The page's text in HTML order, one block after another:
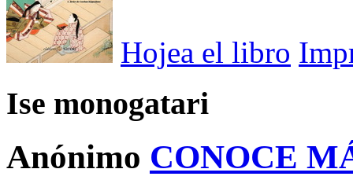
Hojea el libro
Ise monogatari
Anónimo CONOCE